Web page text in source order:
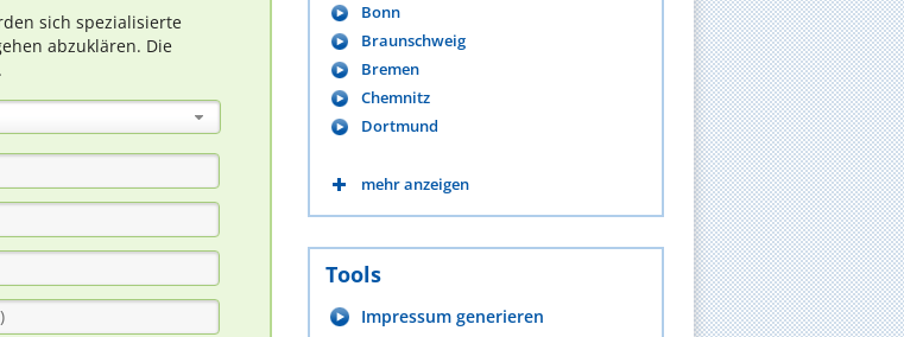
sich spezialisierte
abzuklären. Die
Bonn
Braunschweig
Bremen
Chemnitz
Dortmund
mehr anzeigen
Tools
Impressum generieren